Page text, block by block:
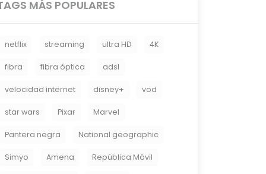
MÁS POPULARES
netflix streaming ultra HD 4K
fibra fibra óptica adsl
velocidad internet disney+ vod
star wars Pixar Marvel
Pantera negra National geographic
Simyo Amena República Móvil